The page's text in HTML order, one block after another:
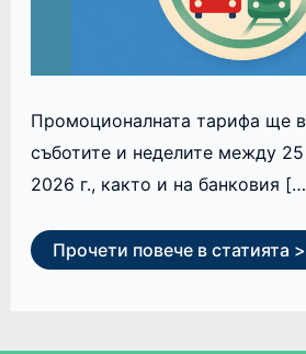
Промоционалната тарифа ще
съботите и неделите между
2026 г., както и на банковия
Прочети повече в статията >